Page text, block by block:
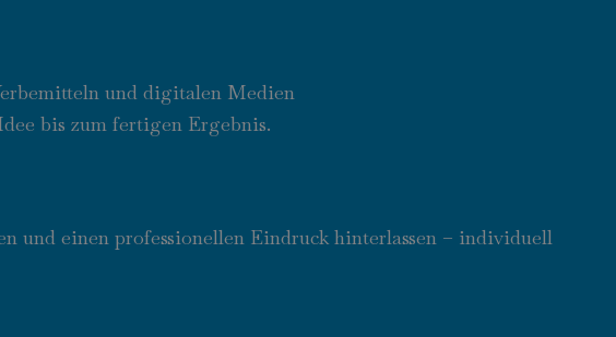
und digitalen Medien
bis zum fertigen Ergebnis.
und einen professionellen Eindruck hinterlassen – individuell